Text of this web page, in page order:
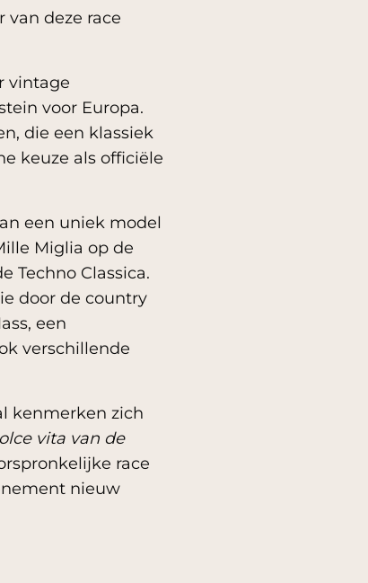
van deze race
vintage
voor Europa.
die een klassiek
keuze als officiële
een uniek model
Miglia op de
Techno Classica.
door de country
een
verschillende
kenmerken zich
vita van de
race
nieuw